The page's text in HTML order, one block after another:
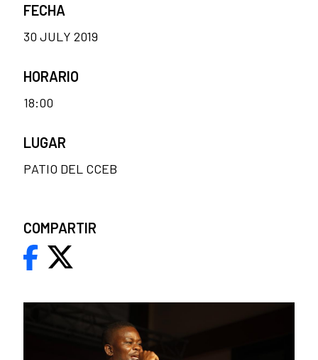
FECHA
30 JULY 2019
HORARIO
18:00
LUGAR
PATIO DEL CCEB
COMPARTIR